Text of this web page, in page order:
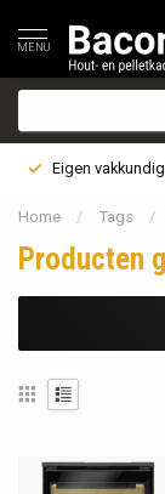
MENU
Eigen
Home / Tags /
Producten